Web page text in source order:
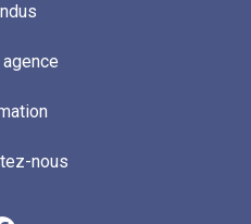
agence
nous